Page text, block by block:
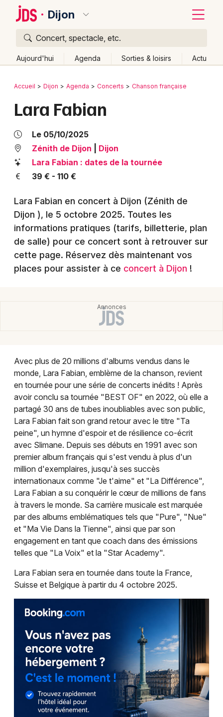
Dijon
Concert, spectacle, etc.
Aujourd'hui Agenda Sorties & loisirs Actu
Publier un événement
Grands événements
Activité & Expérience
Manifestations
Foires & salons
Spectacles
Concerts
Expos
Sorties & loisirs
Chanson française en Côte d'Or
Chanson française en Bourgogne
Chanson française en Bourgogne-Franche-
Comté
Newsletter des sorties
Artistes en tournée
Actus à Dijon
Choisir mes départements
Bordeaux
Lille
Lyon
Mulhouse
Montpellier
Nice
Retour
Accueil Dijon Agenda Concerts Chanson française
Lara Fabian
Le 05/10/2025
Zénith de Dijon
Dijon
Lara Fabian : dates de la tournée
39 € - 110 €
Lara Fabian en concert à Dijon (Zénith de
Dijon ), le 5 octobre 2025. Toutes les
informations pratiques (tarifs, billetterie, plan
de salle) pour ce concert sont à retrouver sur
cette page. Réservez dès maintenant vos
places pour assister à ce concert à Dijon !
Avec plus de 20 millions d'albums vendus dans le
monde, Lara Fabian, emblème de la chanson, revient
en tournée pour une série de concerts inédits ! Après
avoir conclu sa tournée "BEST OF" en 2022, où elle a
partagé 30 ans de tubes inoubliables avec son public,
Lara Fabian fait son grand retour avec le titre "Ta
peine", un hymne d'espoir et de résilience co-écrit
avec Slimane. Depuis ses débuts en 1991 avec son
premier album français qui s'est vendu à plus d'un
million d'exemplaires, jusqu'à ses succès
internationaux comme "Je t'aime" et "La Différence",
Lara Fabian a su conquérir le cœur de millions de fans
à travers le monde. Sa carrière musicale est marquée
par des albums emblématiques tels que "Pure", "Nue"
et "Ma Vie Dans la Tienne", ainsi que par son
engagement en tant que coach dans des émissions
telles que "La Voix" et la "Star Academy".
Lara Fabian sera en tournée dans toute la France,
Suisse et Belgique à partir du 4 octobre 2025.
Quoi ?
Où ?
Partout
Près de moi Changer de lieu
Quand ?
Aujourd'hui
Demain Ce week-end